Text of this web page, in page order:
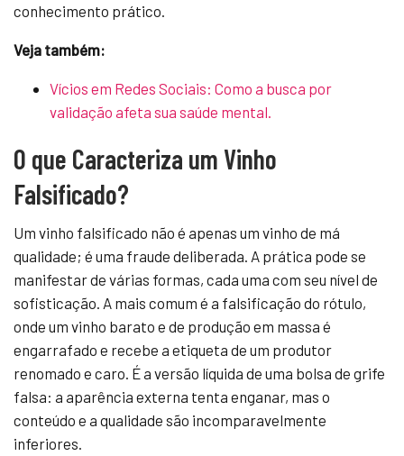
conhecimento prático.
Veja também:
Vícios em Redes Sociais: Como a busca por
validação afeta sua saúde mental.
O que Caracteriza um Vinho
Falsificado?
Um vinho falsificado não é apenas um vinho de má
qualidade; é uma fraude deliberada. A prática pode se
manifestar de várias formas, cada uma com seu nível de
sofisticação. A mais comum é a falsificação do rótulo,
onde um vinho barato e de produção em massa é
engarrafado e recebe a etiqueta de um produtor
renomado e caro. É a versão líquida de uma bolsa de grife
falsa: a aparência externa tenta enganar, mas o
conteúdo e a qualidade são incomparavelmente
inferiores.